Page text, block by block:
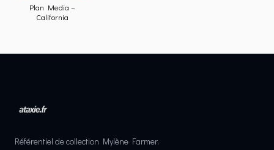
Plan Media –
California
Référentiel de collection Mylène Farmer.